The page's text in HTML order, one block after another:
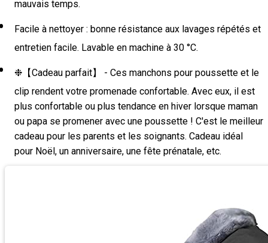
mauvais temps.
Facile à nettoyer : bonne résistance aux lavages répétés et
entretien facile. Lavable en machine à 30 °C.
❉【Cadeau parfait】 - Ces manchons pour poussette et le
clip rendent votre promenade confortable. Avec eux, il est
plus confortable ou plus tendance en hiver lorsque maman
ou papa se promener avec une poussette ! C'est le meilleur
cadeau pour les parents et les soignants. Cadeau idéal
pour Noël, un anniversaire, une fête prénatale, etc.